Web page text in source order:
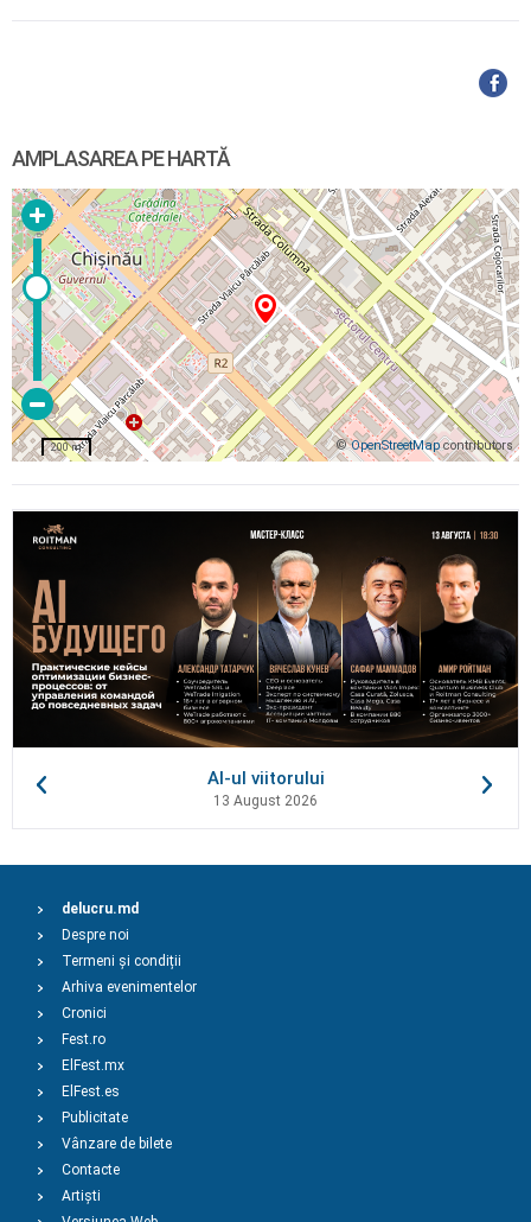
AMPLASAREA PE HARTĂ
©OpenStreetMapcontributors
200 m
AI-ul viitorului
13 August 2026
delucru.md
Despre noi
Termeni și condiții
Arhiva evenimentelor
Cronici
Fest.ro
ElFest.mx
ElFest.es
Publicitate
Vânzare de bilete
Contacte
Artiști